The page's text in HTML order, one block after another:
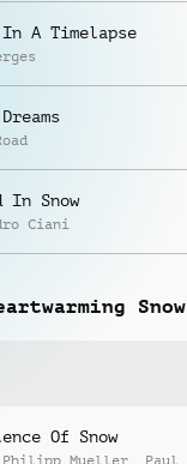
A Timelapse
In Snow
Ciani
Snow
Of Snow
Mueller Paul